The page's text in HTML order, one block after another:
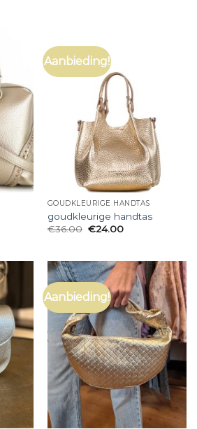
Aanbieding!
GOUDKLEURIGE HANDTAS
goudkleurige handtas
€36.00 €24.00
Aanbieding!